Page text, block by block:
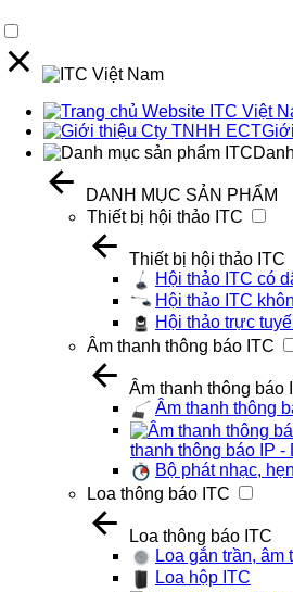
DANH MỤC SẢN PHẨM
Thiết bị hội thảo ITC
Thiết bị hội thảo ITC
Hội thảo ITC có
Hội thảo ITC
Hội thảo trực
Âm thanh thông báo ITC
Âm thanh thông báo
Âm thanh thông
thanh thông báo IP -
Bộ phát nhạc,
Loa thông báo ITC
Loa thông báo ITC
Loa gắn trần, âm
Loa hộp ITC